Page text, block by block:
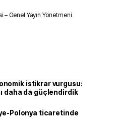
Genel Yayın Yönetmeni
istikrar vurgusu:
daha da güçlendirdik
Polonya ticaretinde